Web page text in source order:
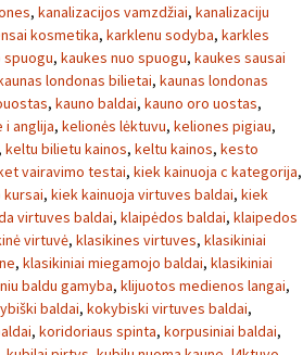
, kanalizacijos vamzdžiai, kanalizaciju
kosmetika, karklenu sodyba, karkles
spuogu, kaukes nuo spuogu, kaukes sausai
londonas bilietai, kaunas londonas
, kauno baldai, kauno oro uostas,
i anglija, kelionės lėktuvu, keliones pigiau,
, keltu bilietu kainos, keltu kainos, kesto
vairavimo testai, kiek kainuoja c kategorija,
kursai, kiek kainuoja virtuves baldai, kiek
virtuves baldai, klaipėdos baldai, klaipedos
virtuvė, klasikines virtuves, klasikiniai
, klasikiniai miegamojo baldai, klasikiniai
baldu gamyba, klijuotos medienos langai,
baldai, kokybiski virtuves baldai,
, koridoriaus spinta, korpusiniai baldai,